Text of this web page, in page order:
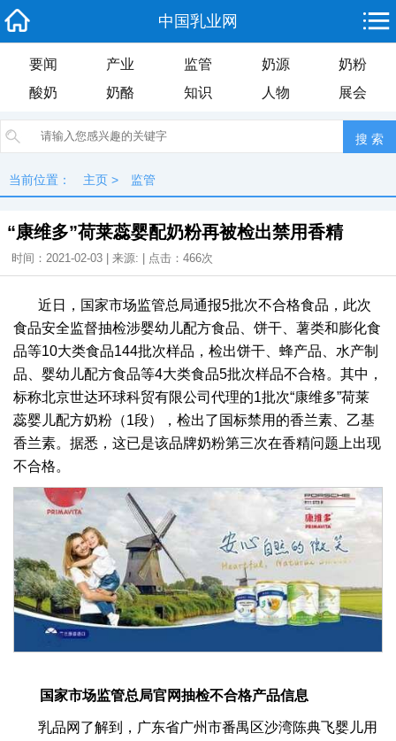
中国乳业网
要闻 产业 监管 奶源
奶粉
酸奶
奶酪 知识 人物 展会
当前位置： 主页 > 监管
“康维多”荷莱蕊婴配奶粉再被检出禁用香精
时间：2021-02-03 | 来源: | 点击： 466次
近日，国家市场监管总局通报5批次不合格食品，此次
食品安全监督抽检涉婴幼儿配方食品、饼干、薯类和膨化食
品等10大类食品144批次样品，检出饼干、蜂产品、水产制
品、婴幼儿配方食品等4大类食品5批次样品不合格。其中，
标称北京世达环球科贸有限公司代理的1批次“康维多”荷莱
蕊婴儿配方奶粉（1段），检出了国标禁用的香兰素、乙基
香兰素。据悉，这已是该品牌奶粉第三次在香精问题上出现
不合格。
国家市场监管总局官网抽检不合格产品信息
乳品网了解到，广东省广州市番禺区沙湾陈典飞婴儿用